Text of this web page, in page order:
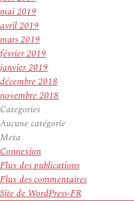
mai 2019
avril 2019
mars 2019
février 2019
janvier 2019
décembre 2018
novembre 2018
Categories
Aucune catégorie
Meta
Connexion
Flux des publications
Flux des commentaires
Site de WordPress-FR